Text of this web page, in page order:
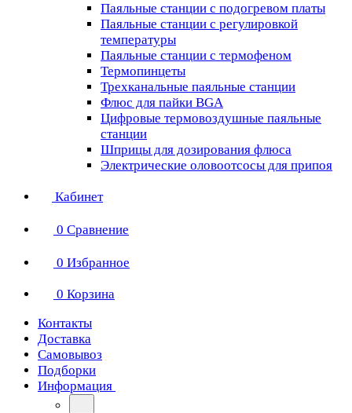
Паяльные станции с подогревом платы
Паяльные станции с регулировкой
температуры
Паяльные станции с термофеном
Термопинцеты
Трехканальные паяльные станции
Флюс для пайки BGA
Цифровые термовоздушные паяльные
станции
Шприцы для дозирования флюса
Электрические оловоотсосы для припоя
Кабинет
0 Сравнение
0 Избранное
0 Корзина
Контакты
Доставка
Самовывоз
Подборки
Информация